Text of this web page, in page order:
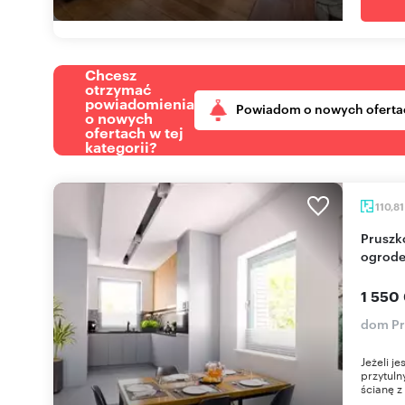
Chcesz
otrzymać
powiadomienia
o nowych
ofertach w tej
kategorii?
Powiadom o nowych
110,81
Pruszków Dom wolnostojący 110m2 z garażem i
1 550
dom
Jeżeli
ścianę